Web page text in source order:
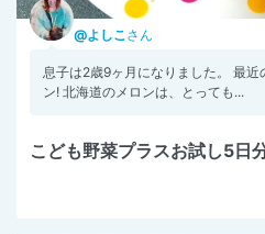
@よしこ さん
息子は2歳9ヶ月になりました。 最
ン! 北海道のメロンは、とっても...
こども野菜プラスお試し5日